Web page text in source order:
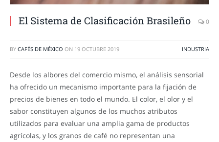
El Sistema de Clasificación Brasileño 0
BY CAFÉS DE MÉXICO ON 19 OCTUBRE 2019 INDUSTRIA
Desde los albores del comercio mismo, el análisis sensorial
ha ofrecido un mecanismo importante para la fijación de
precios de bienes en todo el mundo. El color, el olor y el
sabor constituyen algunos de los muchos atributos
utilizados para evaluar una amplia gama de productos
agrícolas, y los granos de café no representan una